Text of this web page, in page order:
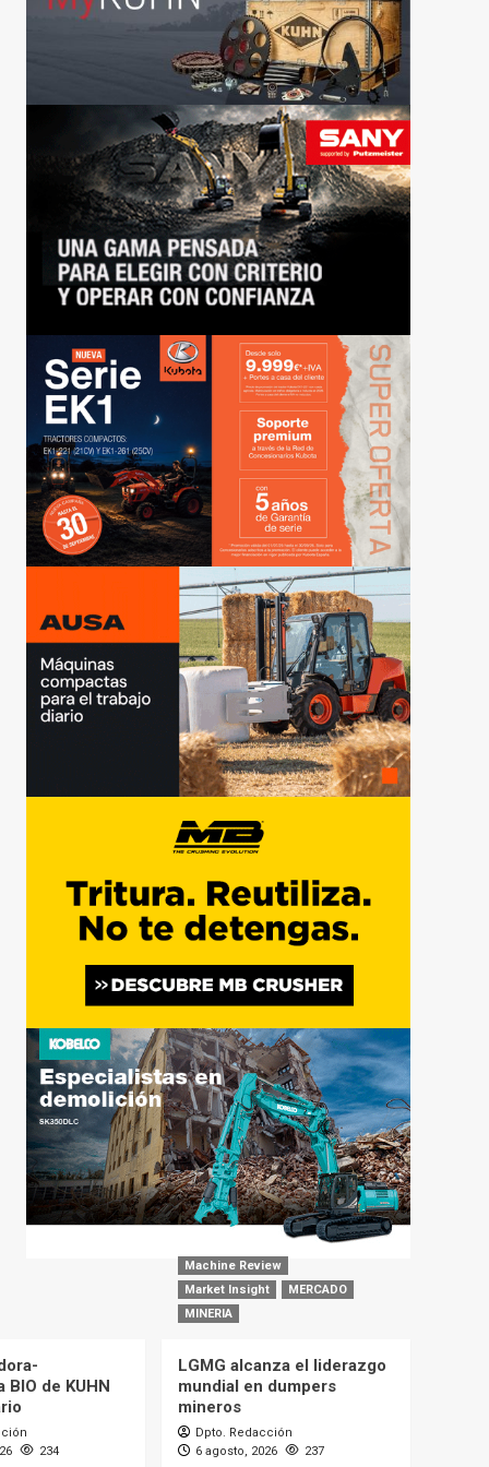
de KUHN
234
Machine Review
Market Insight
MERCADO
MINERIA
LGMG alcanza el liderazgo
mundial en dumpers
mineros
Dpto. Redacción
6 agosto, 2026
237